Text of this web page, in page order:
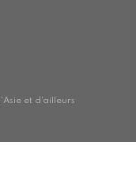
et d'ailleurs